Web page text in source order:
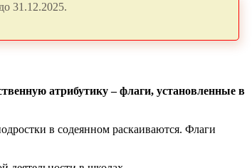
31.12.2025.
атрибутику – флаги, установленные в
в содеянном раскаиваются. Флаги